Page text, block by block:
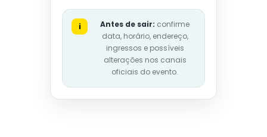
i Antes de sair: confirme
data, horário, endereço,
ingressos e possíveis
alterações nos canais
oficiais do evento.